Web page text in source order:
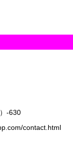
-630
contact.html